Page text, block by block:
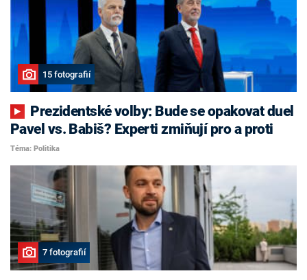
15 fotografií
Pavel vs. Babiš? Experti zmiňují pro a proti
Téma: Politika
7 fotografií